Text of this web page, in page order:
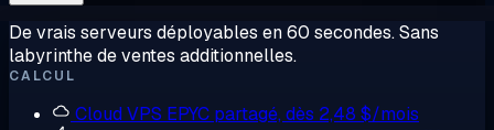
De vrais serveurs déployables en 60 secondes. Sans
labyrinthe de ventes additionnelles.
CALCUL
Cloud VPS EPYC partagé, dès 2,48 $/mois